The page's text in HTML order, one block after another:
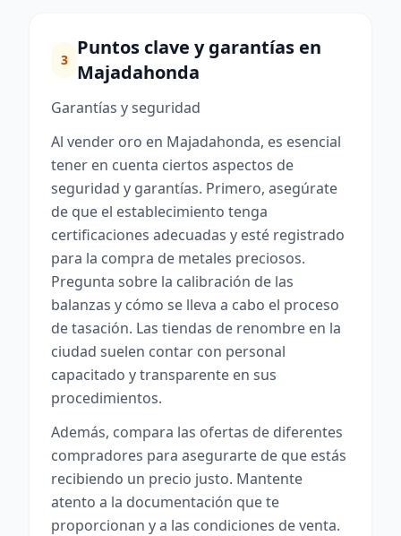
3
Puntos clave y garantías en
Majadahonda
Garantías y seguridad
Al vender oro en Majadahonda, es esencial
tener en cuenta ciertos aspectos de
seguridad y garantías. Primero, asegúrate
de que el establecimiento tenga
certificaciones adecuadas y esté registrado
para la compra de metales preciosos.
Pregunta sobre la calibración de las
balanzas y cómo se lleva a cabo el proceso
de tasación. Las tiendas de renombre en la
ciudad suelen contar con personal
capacitado y transparente en sus
procedimientos.
Además, compara las ofertas de diferentes
compradores para asegurarte de que estás
recibiendo un precio justo. Mantente
atento a la documentación que te
proporcionan y a las condiciones de venta.